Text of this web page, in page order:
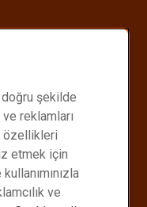
bulun.
performance
şekilde
reklamları
özellikleri
etmek için
ve